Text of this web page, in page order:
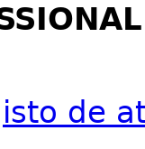
de